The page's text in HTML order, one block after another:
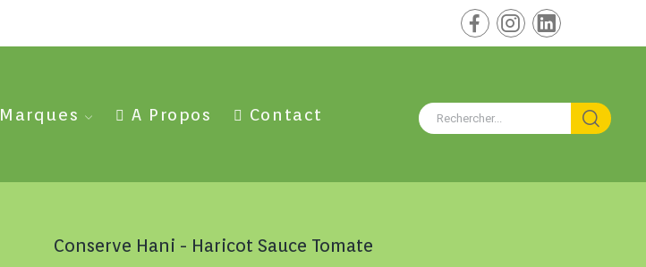
Marques A Propos Contact
Conserve Hani - Haricot Sauce Tomate